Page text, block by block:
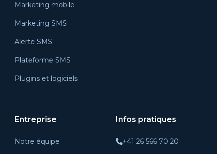
Marketing mobile
Marketing SMS
Alerte SMS
Plateforme SMS
Plugins et logiciels
Entreprise
Notre équipe
Infos pratiques
+41 26 566 70 20